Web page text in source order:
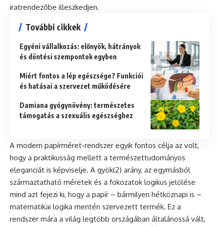
iratrendezőbe illeszkedjen.
További cikkek
Egyéni vállalkozás: előnyök, hátrányok
és döntési szempontok egyben
Miért fontos a lép egészsége? Funkciói
és hatásai a szervezet működésére
Damiana gyógynövény: természetes
támogatás a szexuális egészséghez
A modern papírméret-rendszer egyik fontos célja az volt,
hogy a praktikusság mellett a természettudományos
eleganciát is képviselje. A gyök(2) arány, az egymásból
származtatható méretek és a fokozatok logikus jelölése
mind azt fejezi ki, hogy a papír – bármilyen hétköznapi is –
matematikai logika mentén szervezett termék. Ez a
rendszer mára a világ legtöbb országában általánossá vált,